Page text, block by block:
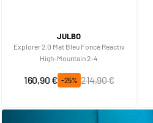
JULBO
Explorer 2.0 Mat Bleu Foncé Reactiv
High-Mountain 2-4
Prix spécial
160,90 € -25%
Prix normal
214,90 €